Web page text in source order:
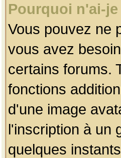
Pourquoi n'ai-
Vous pouvez ne
vous avez
certains forums.
fonctions
d'une image
l'inscription à un
quelques